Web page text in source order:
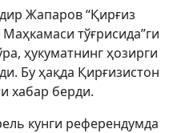
Жапаров “Қирғиз
тўғрисида”ги
ҳукуматнинг ҳозирги
Бу ҳақда Қирғизистон
хабар берди.
кунги референдумда